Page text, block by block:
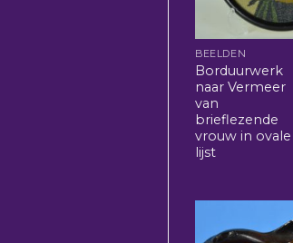
BEELDEN
Borduurwerk
naar Vermeer
van
brieflezende
vrouw in ovale
lijst